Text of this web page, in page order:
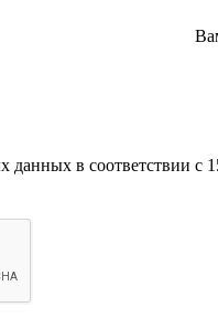
данных в соответствии с